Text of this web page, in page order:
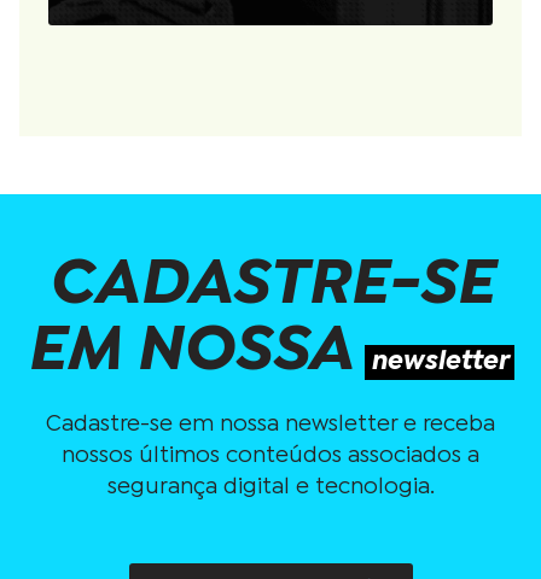
CADASTRE-SE
EM NOSSA newsletter
Cadastre-se em nossa newsletter e receba
nossos últimos conteúdos associados a
segurança digital e tecnologia.